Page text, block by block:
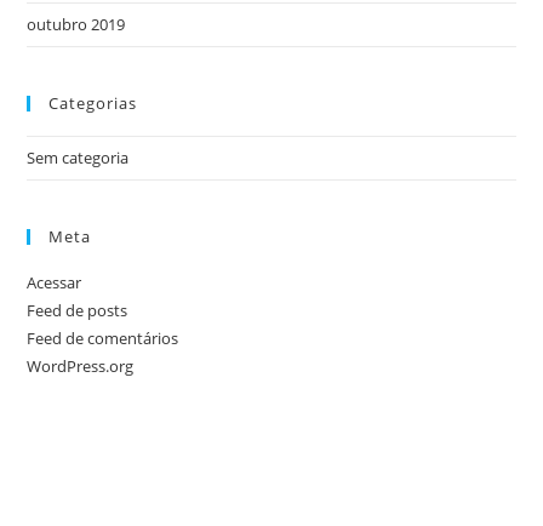
outubro 2019
Categorias
Sem categoria
Meta
Acessar
Feed de posts
Feed de comentários
WordPress.org